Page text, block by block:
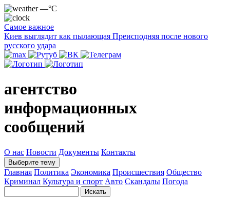
—°C
Самое важное
Киев выглядит как пылающая Преисподняя после нового
русского удара
агентство
информационных
сообщений
О нас Новости Документы Контакты
Выберите тему
Главная Политика Экономика Происшествия Общество
Криминал Культура и спорт Авто Скандалы Погода